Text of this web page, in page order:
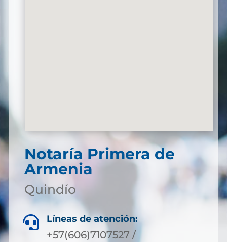
Notaría Primera de
Armenia
Quindío
 Líneas de atención:
+57(606)7107527 /